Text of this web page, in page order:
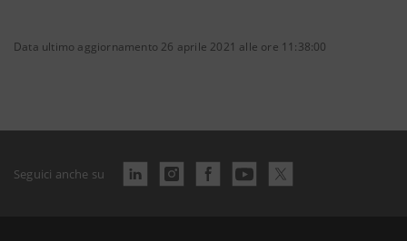
Data ultimo aggiornamento 26 aprile 2021 alle ore 11:38:00
Seguici anche su